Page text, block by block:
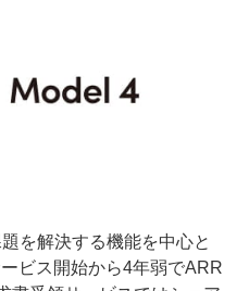
を解決する機能を中心と
ビス開始から4年弱でARR